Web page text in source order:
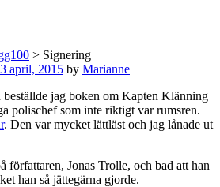
> Signering
april, 2015 by Marianne
beställde jag boken om Kapten Klänning
polischef som inte riktigt var rumsren.
. Den var mycket lättläst och jag lånade ut
författaren, Jonas Trolle, och bad att han
han så jättegärna gjorde.